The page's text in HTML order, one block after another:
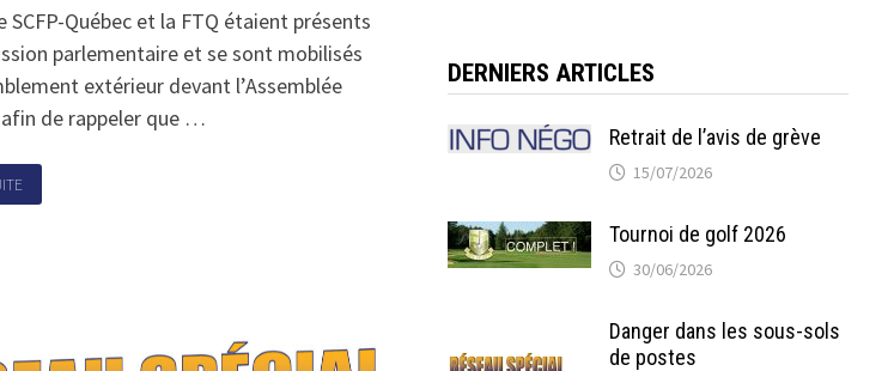
SCFP-Québec et la FTQ étaient présents
parlementaire et se sont mobilisés
extérieur devant l’Assemblée
de rappeler que …
DERNIERS ARTICLES
Retrait de l’avis de grève
15/07/2026
Tournoi de golf 2026
30/06/2026
Danger dans les sous-sols
de postes